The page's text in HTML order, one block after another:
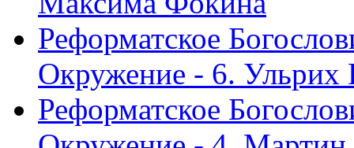
Реформатское
Окружение - 6. Ульрих
Реформатское